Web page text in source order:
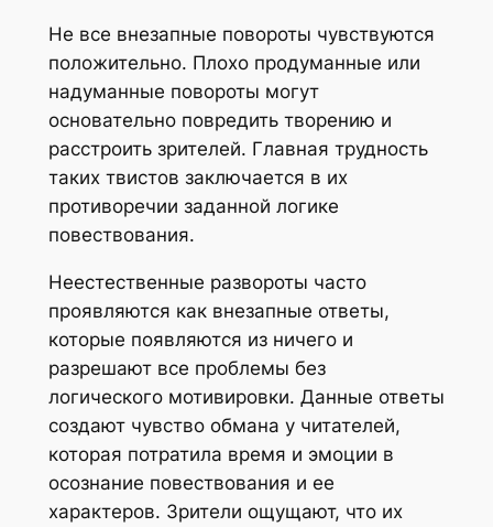
Не все внезапные повороты чувствуются
положительно. Плохо продуманные или
надуманные повороты могут
основательно повредить творению и
расстроить зрителей. Главная трудность
таких твистов заключается в их
противоречии заданной логике
повествования.
Неестественные развороты часто
проявляются как внезапные ответы,
которые появляются из ничего и
разрешают все проблемы без
логического мотивировки. Данные ответы
создают чувство обмана у читателей,
которая потратила время и эмоции в
осознание повествования и ее
характеров. Зрители ощущают, что их